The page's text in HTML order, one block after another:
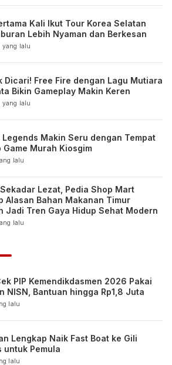
Kali Ikut Tour Korea Selatan
Lebih Nyaman dan Berkesan
yang lalu
Dicari! Free Fire dengan Lagu Mutiara
Bikin Gameplay Makin Keren
yang lalu
Legends Makin Seru dengan Tempat
Game Murah Kiosgim
lalu
Lezat, Pedia Shop Mart
Alasan Bahan Makanan Timur
Jadi Tren Gaya Hidup Sehat Modern
lalu
PIP Kemendikdasmen 2026 Pakai
NISN, Bantuan hingga Rp1,8 Juta
lalu
Lengkap Naik Fast Boat ke Gili
untuk Pemula
lalu